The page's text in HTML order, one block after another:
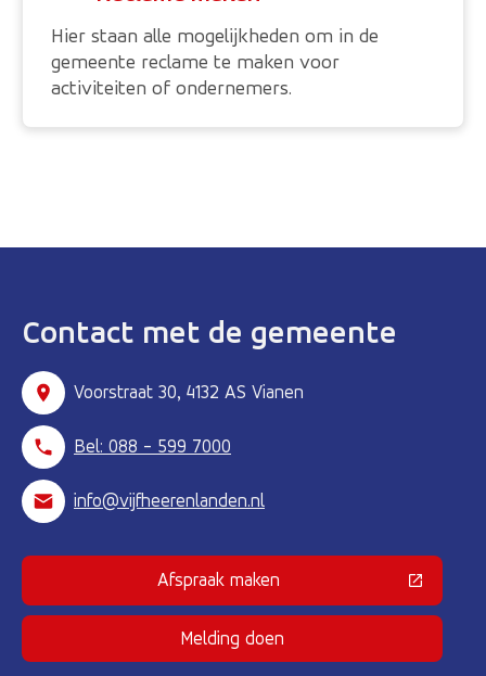
Hier staan alle mogelijkheden om in de
gemeente reclame te maken voor
activiteiten of ondernemers.
Contact met de gemeente
Voorstraat 30, 4132 AS Vianen
Bel: 088 - 599 7000
info@vijfheerenlanden.nl
Afspraak maken(Deze link gaat naar een externe
Melding doen